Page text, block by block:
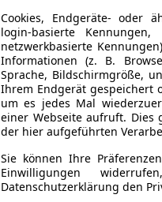
Cookies, Endgeräte- oder
login-basierte
netzwerkbasierte
Informationen (z. B.
Sprache, Bildschirmgröße,
Ihrem Endgerät gespeichert
um es jedes Mal
einer Webseite aufruft. Dies
der hier aufgeführten
Sie können Ihre
Einwilligungen
Datenschutzerklärung den